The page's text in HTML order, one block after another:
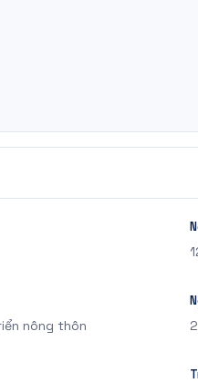
nông thôn